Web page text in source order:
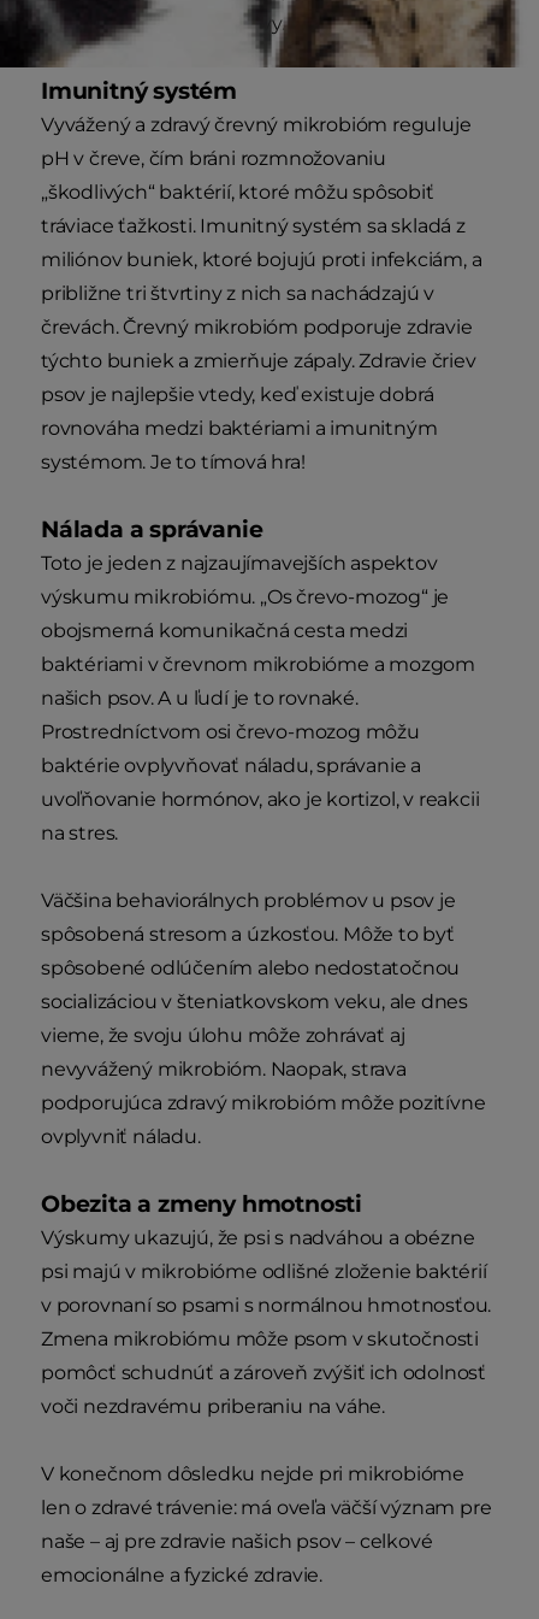
vstrebávaní živín zo stravy.
Imunitný systém
Vyvážený a zdravý črevný mikrobióm reguluje
pH v čreve, čím bráni rozmnožovaniu
„škodlivých“ baktérií, ktoré môžu spôsobiť
tráviace ťažkosti. Imunitný systém sa skladá z
miliónov buniek, ktoré bojujú proti infekciám, a
približne tri štvrtiny z nich sa nachádzajú v
črevách. Črevný mikrobióm podporuje zdravie
týchto buniek a zmierňuje zápaly. Zdravie čriev
psov je najlepšie vtedy, keď existuje dobrá
rovnováha medzi baktériami a imunitným
systémom. Je to tímová hra!
Nálada a správanie
Toto je jeden z najzaujímavejších aspektov
výskumu mikrobiómu. „Os črevo-mozog“ je
obojsmerná komunikačná cesta medzi
baktériami v črevnom mikrobióme a mozgom
našich psov. A u ľudí je to rovnaké.
Prostredníctvom osi črevo-mozog môžu
baktérie ovplyvňovať náladu, správanie a
uvoľňovanie hormónov, ako je kortizol, v reakcii
na stres.
Väčšina behaviorálnych problémov u psov je
spôsobená stresom a úzkosťou. Môže to byť
spôsobené odlúčením alebo nedostatočnou
socializáciou v šteniatkovskom veku, ale dnes
vieme, že svoju úlohu môže zohrávať aj
nevyvážený mikrobióm. Naopak, strava
podporujúca zdravý mikrobióm môže pozitívne
ovplyvniť náladu.
Obezita a zmeny hmotnosti
Výskumy ukazujú, že psi s nadváhou a obézne
psi majú v mikrobióme odlišné zloženie baktérií
v porovnaní so psami s normálnou hmotnosťou.
Zmena mikrobiómu môže psom v skutočnosti
pomôcť schudnúť a zároveň zvýšiť ich odolnosť
voči nezdravému priberaniu na váhe.
V konečnom dôsledku nejde pri mikrobióme
len o zdravé trávenie: má oveľa väčší význam pre
naše – aj pre zdravie našich psov – celkové
emocionálne a fyzické zdravie.